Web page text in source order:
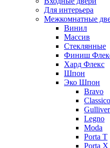
Для интерьера
Межкомнатные
Винил
Массив
Стеклянные
Финиш
Хард Флекс
Шпон
Эко Шпон
Bravo
Classico
Gulliver
Legno
Moda
Porta T
Porta X